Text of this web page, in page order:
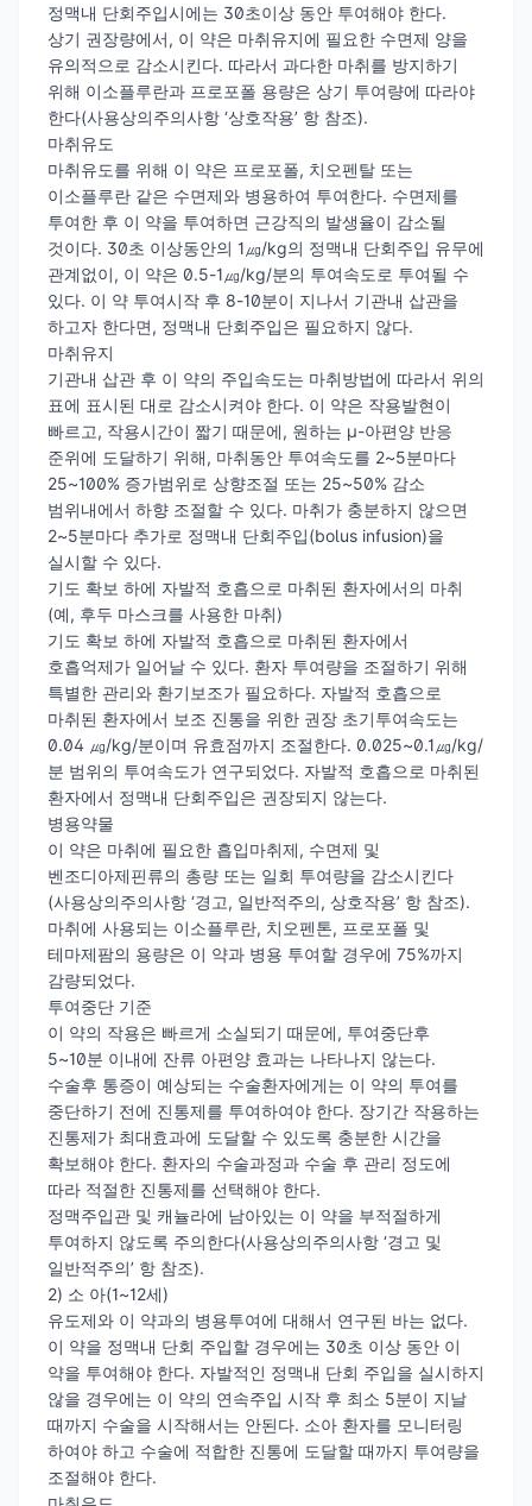
정맥내 단회주입시에는 30초이상 동안 투여해야 한다.
상기 권장량에서, 이 약은 마취유지에 필요한 수면제 양을
유의적으로 감소시킨다. 따라서 과다한 마취를 방지하기
위해 이소플루란과 프로포폴 용량은 상기 투여량에 따라야
한다(사용상의주의사항 ‘상호작용’ 항 참조).
마취유도
마취유도를 위해 이 약은 프로포폴, 치오펜탈 또는
이소플루란 같은 수면제와 병용하여 투여한다. 수면제를
투여한 후 이 약을 투여하면 근강직의 발생율이 감소될
것이다. 30초 이상동안의 1㎍/kg의 정맥내 단회주입 유무에
관계없이, 이 약은 0.5-1㎍/kg/분의 투여속도로 투여될 수
있다. 이 약 투여시작 후 8-10분이 지나서 기관내 삽관을
하고자 한다면, 정맥내 단회주입은 필요하지 않다.
마취유지
기관내 삽관 후 이 약의 주입속도는 마취방법에 따라서 위의
표에 표시된 대로 감소시켜야 한다. 이 약은 작용발현이
빠르고, 작용시간이 짧기 때문에, 원하는 μ-아편양 반응
준위에 도달하기 위해, 마취동안 투여속도를 2~5분마다
25~100% 증가범위로 상향조절 또는 25~50% 감소
범위내에서 하향 조절할 수 있다. 마취가 충분하지 않으면
2~5분마다 추가로 정맥내 단회주입(bolus infusion)을
실시할 수 있다.
기도 확보 하에 자발적 호흡으로 마취된 환자에서의 마취
(예, 후두 마스크를 사용한 마취)
기도 확보 하에 자발적 호흡으로 마취된 환자에서
호흡억제가 일어날 수 있다. 환자 투여량을 조절하기 위해
특별한 관리와 환기보조가 필요하다. 자발적 호흡으로
마취된 환자에서 보조 진통을 위한 권장 초기투여속도는
0.04 ㎍/kg/분이며 유효점까지 조절한다. 0.025~0.1㎍/kg/
분 범위의 투여속도가 연구되었다. 자발적 호흡으로 마취된
환자에서 정맥내 단회주입은 권장되지 않는다.
병용약물
이 약은 마취에 필요한 흡입마취제, 수면제 및
벤조디아제핀류의 총량 또는 일회 투여량을 감소시킨다
(사용상의주의사항 ‘경고, 일반적주의, 상호작용’ 항 참조).
마취에 사용되는 이소플루란, 치오펜톤, 프로포폴 및
테마제팜의 용량은 이 약과 병용 투여할 경우에 75%까지
감량되었다.
투여중단 기준
이 약의 작용은 빠르게 소실되기 때문에, 투여중단후
5~10분 이내에 잔류 아편양 효과는 나타나지 않는다.
수술후 통증이 예상되는 수술환자에게는 이 약의 투여를
중단하기 전에 진통제를 투여하여야 한다. 장기간 작용하는
진통제가 최대효과에 도달할 수 있도록 충분한 시간을
확보해야 한다. 환자의 수술과정과 수술 후 관리 정도에
따라 적절한 진통제를 선택해야 한다.
정맥주입관 및 캐뉼라에 남아있는 이 약을 부적절하게
투여하지 않도록 주의한다(사용상의주의사항 ‘경고 및
일반적주의’ 항 참조).
2) 소 아(1~12세)
유도제와 이 약과의 병용투여에 대해서 연구된 바는 없다.
이 약을 정맥내 단회 주입할 경우에는 30초 이상 동안 이
약을 투여해야 한다. 자발적인 정맥내 단회 주입을 실시하지
않을 경우에는 이 약의 연속주입 시작 후 최소 5분이 지날
때까지 수술을 시작해서는 안된다. 소아 환자를 모니터링
하여야 하고 수술에 적합한 진통에 도달할 때까지 투여량을
조절해야 한다.